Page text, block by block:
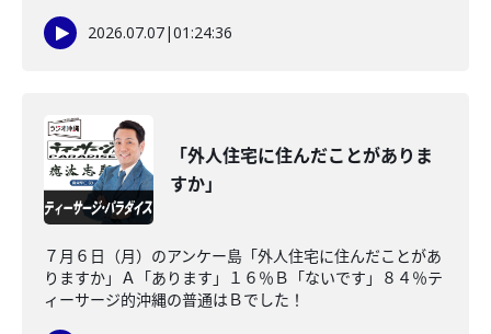
2026.07.07|01:24:36
「外人住宅に住んだことがありま
すか」
７月６日（月）のアンケー島「外人住宅に住んだことがあ
りますか」Ａ「あります」１６％Ｂ「ないです」８４％テ
ィーサージ的沖縄の普通はＢでした！